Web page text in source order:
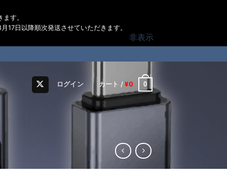
す。
17日以降順次発送させていただきます。
非表示
ログイン カート /¥0 0